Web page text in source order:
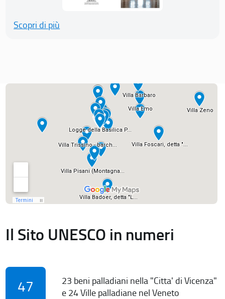
Scopri di più
Il Sito UNESCO in numeri
47
23 beni palladiani nella "Citta' di Vicenza"
e 24 Ville palladiane nel Veneto